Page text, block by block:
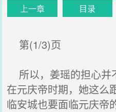
上一章 目录
第(1/3)页
所以，姜瑶的担心并
在元庆帝时期，她这么
临安城也要面临元庆帝